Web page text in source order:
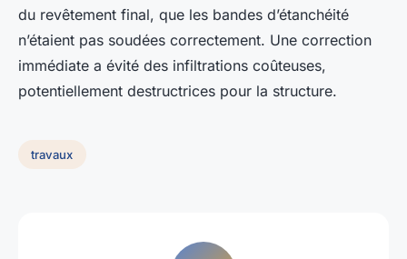
du revêtement final, que les bandes d’étanchéité
n’étaient pas soudées correctement. Une correction
immédiate a évité des infiltrations coûteuses,
potentiellement destructrices pour la structure.
travaux